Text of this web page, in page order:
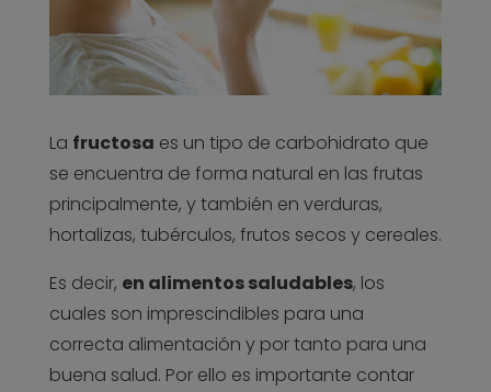
La fructosa es un tipo de carbohidrato que
se encuentra de forma natural en las frutas
principalmente, y también en verduras,
hortalizas, tubérculos, frutos secos y cereales.
Es decir, en alimentos saludables, los
cuales son imprescindibles para una
correcta alimentación y por tanto para una
buena salud. Por ello es importante contar